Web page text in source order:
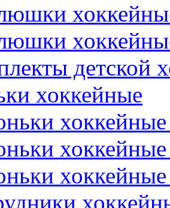
детской
хоккейные
хоккейные